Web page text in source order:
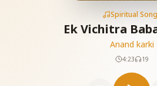
Spiritual
Ek Vichitra
Anand karki
4:23 19